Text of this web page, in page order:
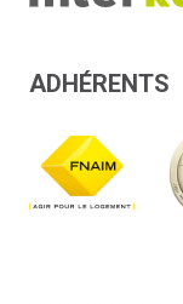
ADHÉRENTS